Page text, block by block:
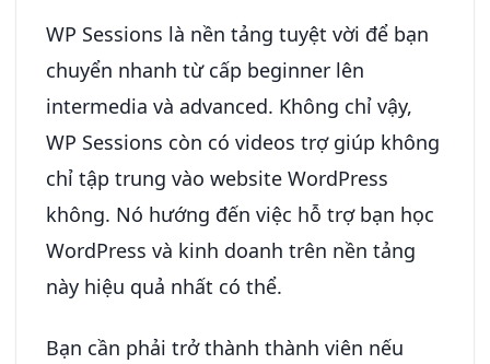
WP Sessions là nền tảng tuyệt vời để bạn
chuyển nhanh từ cấp beginner lên
intermedia và advanced. Không chỉ vậy,
WP Sessions còn có videos trợ giúp không
chỉ tập trung vào website WordPress
không. Nó hướng đến việc hỗ trợ bạn học
WordPress và kinh doanh trên nền tảng
này hiệu quả nhất có thể.
Bạn cần phải trở thành thành viên nếu